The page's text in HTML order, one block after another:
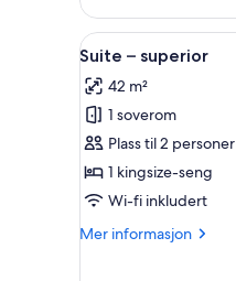
–
signature
(Cove)
Åpne
alle
bildene
av
Suite
–
superior
4
Suite – superior
42 m²
1 soverom
Plass til 2 personer
1 kingsize-seng
Wi-fi inkludert
Mer informasjon
Mer